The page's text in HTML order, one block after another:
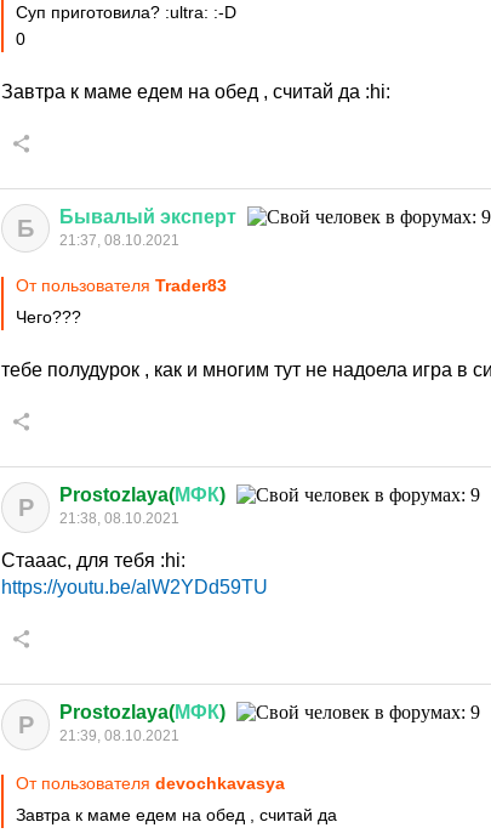
Суп приготовила? :ultra: :-D
0
Завтра к маме едем на обед , считай да :hi:
Б Бывалый эксперт
21:37, 08.10.2021
От пользователя Trader83
Чего???
тебе полудурок , как и многим тут не надоела игра в
P Prostozlaya(МФК)
21:38, 08.10.2021
Стааас, для тебя :hi:
https://youtu.be/alW2YDd59TU
P Prostozlaya(МФК)
21:39, 08.10.2021
От пользователя devochkavasya
Завтра к маме едем на обед , считай да